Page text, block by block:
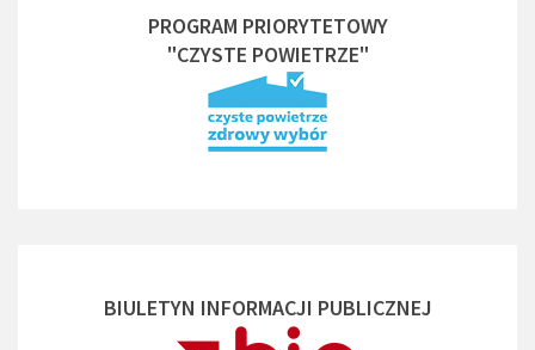
PROGRAM PRIORYTETOWY
"CZYSTE POWIETRZE"
BIULETYN INFORMACJI PUBLICZNEJ